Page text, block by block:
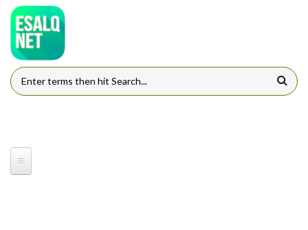
Pular para o conteúdo principal
FORMULÁRIO DE BUSCA